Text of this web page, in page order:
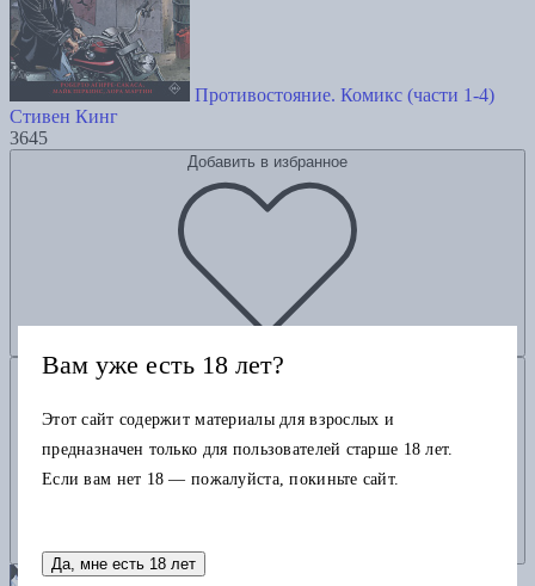
Противостояние. Комикс (части 1-4)
Стивен Кинг
3645
Добавить в избранное
Добавить в корзину
Вам уже есть 18 лет?
Этот сайт содержит материалы для взрослых и
предназначен только для пользователей старше 18 лет.
Если вам нет 18 — пожалуйста, покиньте сайт.
Да, мне есть 18 лет